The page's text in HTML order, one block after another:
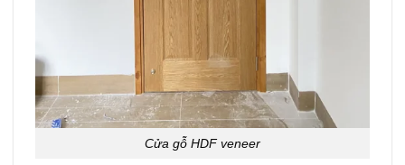
Cửa gỗ HDF veneer